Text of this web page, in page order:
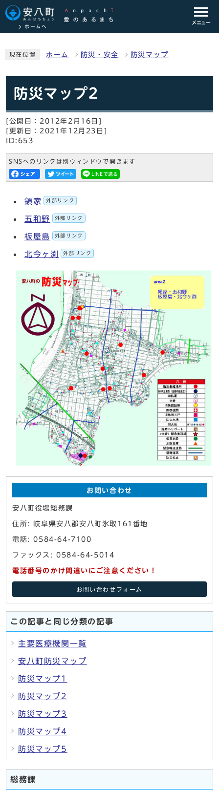
ホームへ
メニュー
現在位置 ホーム 防災・安全 防災マップ
防災マップ2
[公開日：2012年2月16日]
[更新日：2021年12月23日]
ID:653
SNSへのリンクは別ウィンドウで開きます
領家 外部リンク
五和野 外部リンク
板屋島 外部リンク
北今ヶ渕 外部リンク
お問い合わせ
安八町役場総務課
住所: 岐阜県安八郡安八町氷取161番地
電話: 0584-64-7100
ファックス: 0584-64-5014
電話番号のかけ間違いにご注意ください！
お問い合わせフォーム
この記事と同じ分類の記事
主要医療機関一覧
安八町防災マップ
防災マップ1
防災マップ2
防災マップ3
防災マップ4
防災マップ5
総務課